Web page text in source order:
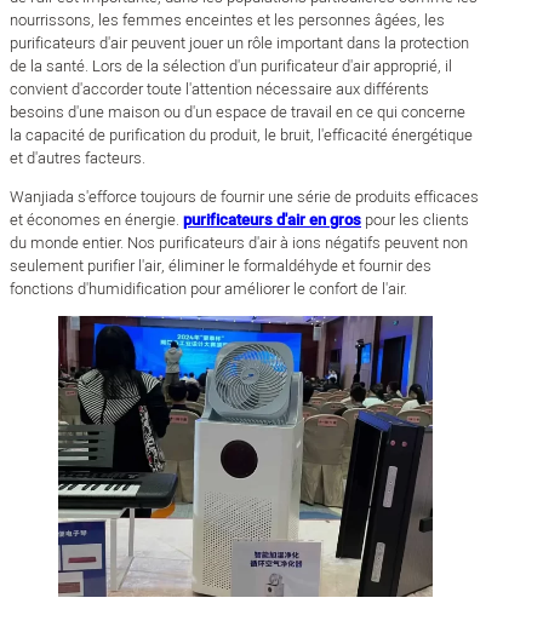
nourrissons, les femmes enceintes et les personnes âgées, les
purificateurs d'air peuvent jouer un rôle important dans la protection
de la santé. Lors de la sélection d'un purificateur d'air approprié, il
convient d'accorder toute l'attention nécessaire aux différents
besoins d'une maison ou d'un espace de travail en ce qui concerne
la capacité de purification du produit, le bruit, l'efficacité énergétique
et d'autres facteurs.
Wanjiada s'efforce toujours de fournir une série de produits efficaces
et économes en énergie. purificateurs d'air en gros pour les clients
du monde entier. Nos purificateurs d'air à ions négatifs peuvent non
seulement purifier l'air, éliminer le formaldéhyde et fournir des
fonctions d'humidification pour améliorer le confort de l'air.